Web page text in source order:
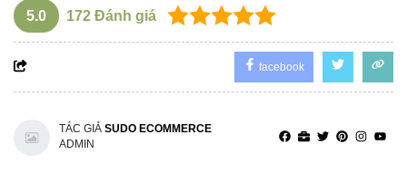
5.0 172 Đánh giá
facebook
TÁC GIẢ SUDO ECOMMERCE
ADMIN